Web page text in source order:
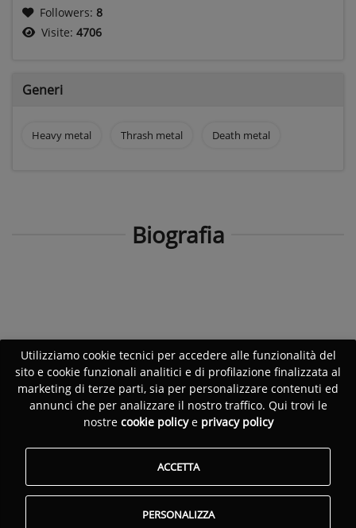
Followers: 8
Visite: 4706
Generi
Heavy metal Thrash metal Death metal
Biografia
Utilizziamo cookie tecnici per accedere alle funzionalità del
sito e cookie funzionali analitici e di profilazione finalizzata al
marketing di terze parti, sia per personalizzare contenuti ed
annunci che per analizzare il nostro traffico. Qui trovi le
nostre cookie policye privacy policy
ACCETTA
PERSONALIZZA